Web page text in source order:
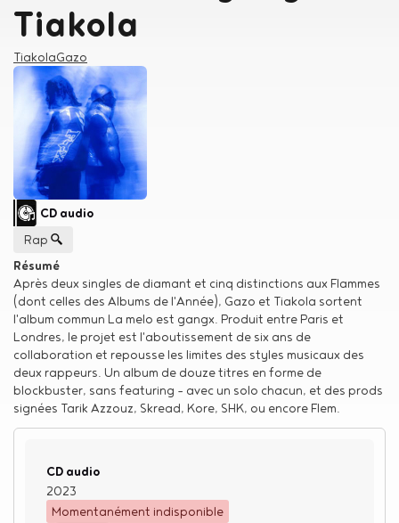
Tiakola
Créateur
TiakolaGazo
Type de support matériel
CD audio
Genre musical
Rap
Résumé
Après deux singles de diamant et cinq distinctions aux Flammes
(dont celles des Albums de l'Année), Gazo et Tiakola sortent
l'album commun La melo est gangx. Produit entre Paris et
Londres, le projet est l'aboutissement de six ans de
collaboration et repousse les limites des styles musicaux des
deux rappeurs. Un album de douze titres en forme de
blockbuster, sans featuring - avec un solo chacun, et des prods
signées Tarik Azzouz, Skread, Kore, SHK, ou encore Flem.
Type de support matériel
CD audio
2023
Momentanément indisponible